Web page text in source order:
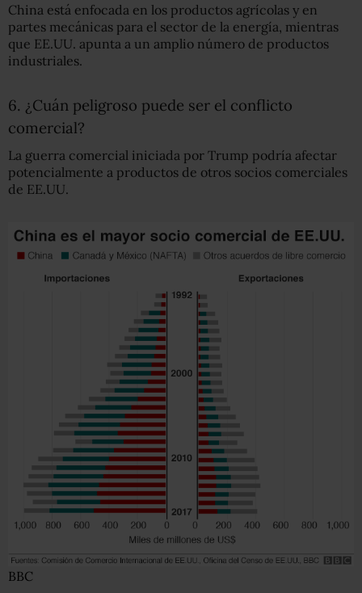
China está enfocada en los productos agrícolas y en
partes mecánicas para el sector de la energía, mientras
que EE.UU. apunta a un amplio número de productos
industriales.
6. ¿Cuán peligroso puede ser el conflicto
comercial?
La guerra comercial iniciada por Trump podría afectar
potencialmente a productos de otros socios comerciales
de EE.UU.
BBC